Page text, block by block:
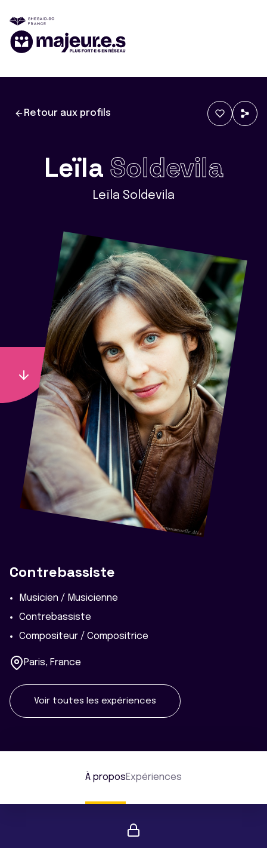
Retour aux profils
Leïla Soldevila
Leïla Soldevila
Contrebassiste
Musicien / Musicienne
Contrebassiste
Compositeur / Compositrice
Paris, France
Voir toutes les expériences
À proposExpériences